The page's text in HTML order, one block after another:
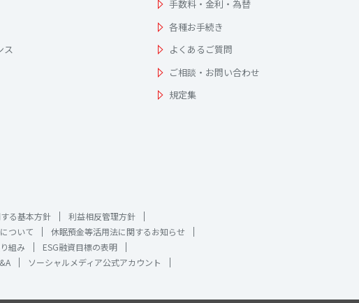
ス
手数料・金利・為替
各種お手続き
よくあるご質問
ご相談・お問い合わせ
規定集
る基本方針
利益相反管理方針
ついて
休眠預金等活用法に関するお知らせ
組み
ESG融資目標の表明
ソーシャルメディア公式アカウント